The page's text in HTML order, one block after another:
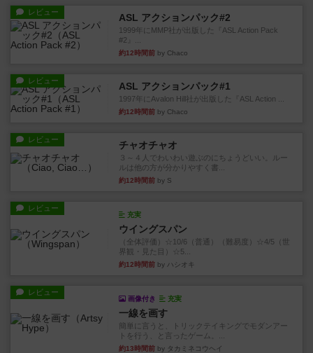
レビュー ASL アクションパック#2
1999年にMMP社が出版した『ASL Action Pack
#2』...
約12時間前 by Chaco
レビュー ASL アクションパック#1
1997年にAvalon Hill社が出版した『ASL Action ...
約12時間前 by Chaco
レビュー チャオチャオ
３～４人でわいわい遊ぶのにちょうどいい。ルー
ルは他の方が分かりやすく書...
約12時間前 by S
レビュー
充実
ウイングスパン
（全体評価）☆10/6（普通）（難易度）☆4/5（世
界観・見た目）☆5...
約12時間前 by ハシオキ
レビュー
画像付き 充実
一線を画す
簡単に言うと、トリックテイキングでモダンアー
トを行う、と言ったゲーム。...
約13時間前 by タカミネコウヘイ